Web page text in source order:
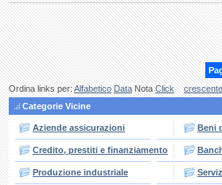
Ordina links per:Alfabetico DataNotaClick crescente
Categorie Vicine
Aziende assicurazioni Beni
Credito, prestiti e finanziamento
Produzione industriale